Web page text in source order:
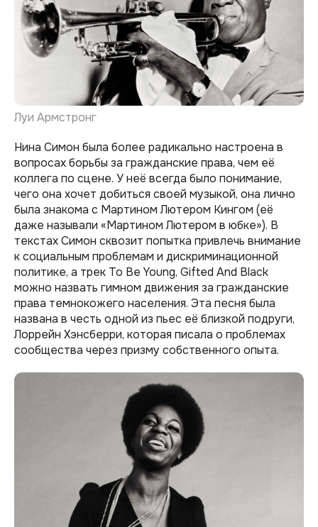
Луи Армстронг
Нина Симон была более радикально настроена в
вопросах борьбы за гражданские права, чем её
коллега по сцене. У неё всегда было понимание,
чего она хочет добиться своей музыкой, она лично
была знакома с Мартином Лютером Кингом (её
даже называли «Мартином Лютером в юбке»). В
текстах Симон сквозит попытка привлечь внимание
к социальным проблемам и дискриминационной
политике, а трек To Be Young, Gifted And Black
можно назвать гимном движения за гражданские
права темнокожего населения. Эта песня была
названа в честь одной из пьес её близкой подруги,
Лоррейн Хэнсберри, которая писала о проблемах
сообщества через призму собственного опыта.